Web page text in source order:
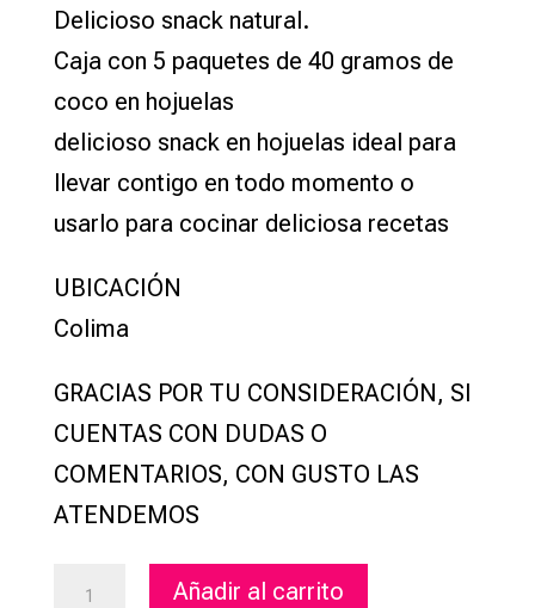
Delicioso snack natural.
Caja con 5 paquetes de 40 gramos de
coco en hojuelas
delicioso snack en hojuelas ideal para
llevar contigo en todo momento o
usarlo para cocinar deliciosa recetas
UBICACIÓN
Colima
GRACIAS POR TU CONSIDERACIÓN, SI
CUENTAS CON DUDAS O
COMENTARIOS, CON GUSTO LAS
ATENDEMOS
Jamaica
Añadir al carrito